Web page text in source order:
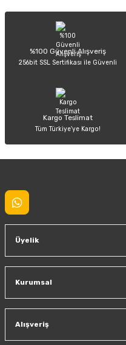
Ürün açıklamasında eksik
Ürün bilgilerinde hatalar
Ürün fiyatı diğer sitelerden
Sitemize ilk
%100 Güvenli Alışveriş
256bit SSL Sertifikası ile Güvenli
Kargo Teslimat
Tüm Türkiye’ye Kargo!
Üyelik
Kurumsal
Alışveriş